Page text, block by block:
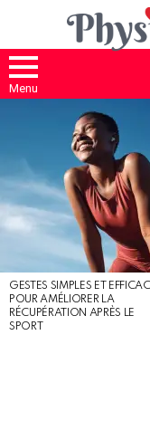
Menu
GESTES SIMPLES ET
POUR AMÉLIORER LA
RÉCUPÉRATION APRÈS LE
SPORT